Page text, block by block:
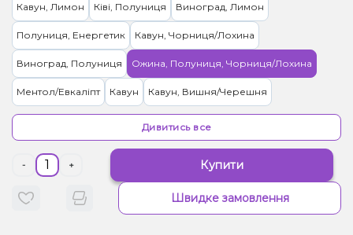
Кавун, Лимон Ківі, Полуниця Виноград, Лимон
Полуниця, Енергетик Кавун, Чорниця/Лохина
Виноград, Полуниця Ожина, Полуниця, Чорниця/Лохина
Ментол/Евкаліпт Кавун Кавун, Вишня/Черешня
Капучіно Персик, Чай
Дивитись все
- + Купити
Швидке замовлення